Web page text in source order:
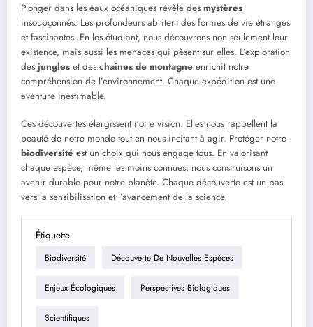
Plonger dans les eaux océaniques révèle des mystères
insoupçonnés. Les profondeurs abritent des formes de vie étranges
et fascinantes. En les étudiant, nous découvrons non seulement leur
existence, mais aussi les menaces qui pèsent sur elles. L’exploration
des jungles et des chaînes de montagne enrichit notre
compréhension de l’environnement. Chaque expédition est une
aventure inestimable.
Ces découvertes élargissent notre vision. Elles nous rappellent la
beauté de notre monde tout en nous incitant à agir. Protéger notre
biodiversité est un choix qui nous engage tous. En valorisant
chaque espèce, même les moins connues, nous construisons un
avenir durable pour notre planète. Chaque découverte est un pas
vers la sensibilisation et l’avancement de la science.
Étiquette
Biodiversité Découverte De Nouvelles Espèces
Enjeux Écologiques Perspectives Biologiques
Scientifiques